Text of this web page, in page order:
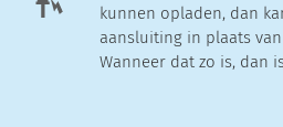
kunnen opladen, dan
aansluiting in plaats
Wanneer dat zo is, dan